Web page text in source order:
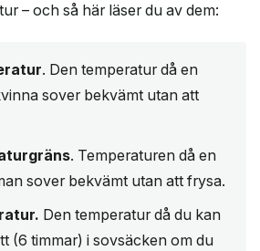
– och så här läser du av dem:
. Den temperatur då en
sover bekvämt utan att
. Temperaturen då en
sover bekvämt utan att frysa.
. Den temperatur då du kan
(6 timmar) i sovsäcken om du